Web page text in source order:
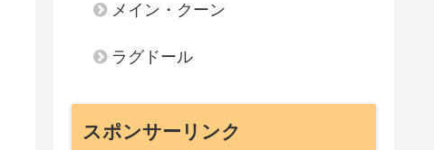
メイン・クーン
ラグドール
スポンサーリンク